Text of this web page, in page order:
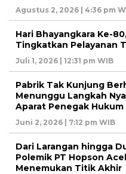
Agustus 2, 2026 | 4:36 pm
Hari Bhayangkara Ke-
Tingkatkan Pelayanan
Juli 1, 2026 | 12:31 pm WIB
Pabrik Tak Kunjung
Menunggu Langkah
Aparat Penegak Hukum
Juni 2, 2026 | 7:12 pm WIB
Dari Larangan hingga
Polemik PT Hopson
Menemukan Titik Akhir